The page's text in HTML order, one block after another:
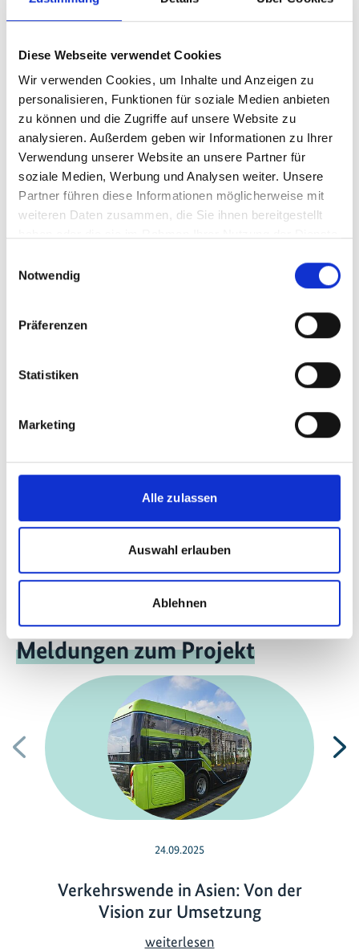
Diese Webseite verwendet Cookies
Wir verwenden Cookies, um Inhalte und Anzeigen zu
personalisieren, Funktionen für soziale Medien anbieten
zu können und die Zugriffe auf unsere Website zu
analysieren. Außerdem geben wir Informationen zu Ihrer
Verwendung unserer Website an unsere Partner für
soziale Medien, Werbung und Analysen weiter. Unsere
Partner führen diese Informationen möglicherweise mit
weiteren Daten zusammen, die Sie ihnen bereitgestellt
Notwendig
Präferenzen
Statistiken
Marketing
Alle zulassen
Auswahl erlauben
Ablehnen
05/ 2023 | Bericht
Reduction in View of the Net-Zero
Emissions Target in Viet Nam
Englisch (PDF, 2 MB)
04/ 2023 | Bericht
Comparative analysis of bus
Projekt
NDC Transportinitiative für Asien
Meldungen zum Projekt
Vorherige
24.09.2025
Verkehrswende in Asien: Von der
Vision zur Umsetzung
weiterlesenV